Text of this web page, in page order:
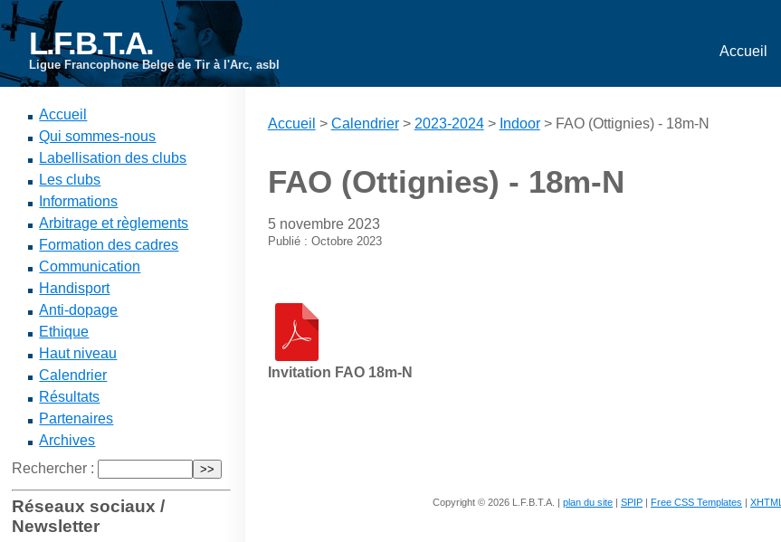
L.F.B.T.A.
Ligue Francophone Belge de Tir à l'Arc, asbl
Accueil
Accueil
Qui sommes-nous
Labellisation des clubs
Les clubs
Informations
Arbitrage et règlements
Formation des cadres
Communication
Handisport
Anti-dopage
Ethique
Haut niveau
Calendrier
Résultats
Partenaires
Archives
Rechercher :
Réseaux sociaux /
Newsletter
Accueil > Calendrier> 2023-2024> Indoor> FAO (Ottignies) - 18m-N
FAO (Ottignies) - 18m-N
5 novembre 2023
Publié : Octobre 2023
Invitation FAO 18m-N
Copyright © 2026 L.F.B.T.A. | plan du site | SPIP | Free CSS Templates | XHTML